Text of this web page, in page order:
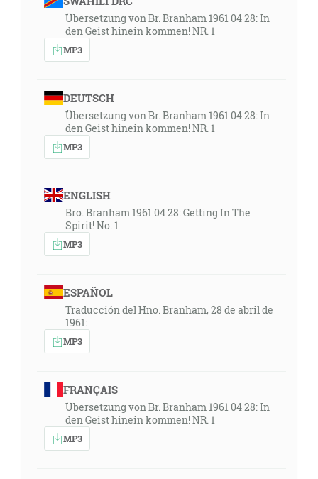
Übersetzung von Br. Branham 1961 04 28: In
den Geist hinein kommen! NR. 1
MP3
DEUTSCH
Übersetzung von Br. Branham 1961 04 28: In
den Geist hinein kommen! NR. 1
MP3
ENGLISH
Bro. Branham 1961 04 28: Getting In The
Spirit! No. 1
MP3
ESPAÑOL
Traducción del Hno. Branham, 28 de abril de
1961:
MP3
FRANÇAIS
Übersetzung von Br. Branham 1961 04 28: In
den Geist hinein kommen! NR. 1
MP3